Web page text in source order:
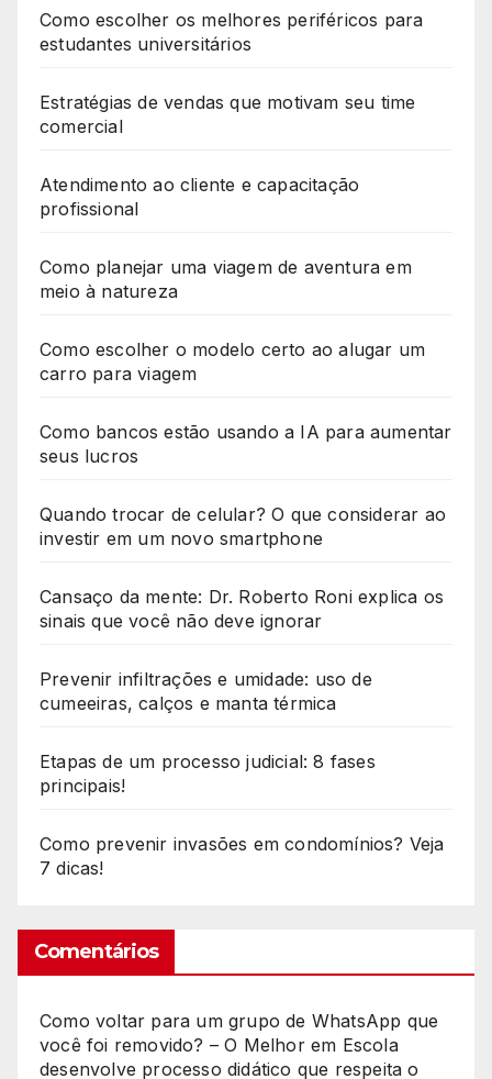
Como escolher os melhores periféricos para
estudantes universitários
Estratégias de vendas que motivam seu time
comercial
Atendimento ao cliente e capacitação
profissional
Como planejar uma viagem de aventura em
meio à natureza
Como escolher o modelo certo ao alugar um
carro para viagem
Como bancos estão usando a IA para aumentar
seus lucros
Quando trocar de celular? O que considerar ao
investir em um novo smartphone
Cansaço da mente: Dr. Roberto Roni explica os
sinais que você não deve ignorar
Prevenir infiltrações e umidade: uso de
cumeeiras, calços e manta térmica
Etapas de um processo judicial: 8 fases
principais!
Como prevenir invasões em condomínios? Veja
7 dicas!
Comentários
Como voltar para um grupo de WhatsApp que
você foi removido? – O Melhorem Escola
desenvolve processo didático que respeita o